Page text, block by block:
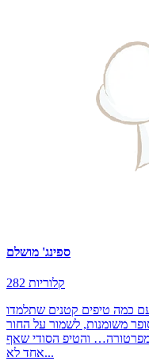
ספינג' מושלם
282 קלוריות
כמה טיפים קטנים שתלמדו
משומנות, לשמור על החור
והטיפ הסודי שאף
אחד לא...